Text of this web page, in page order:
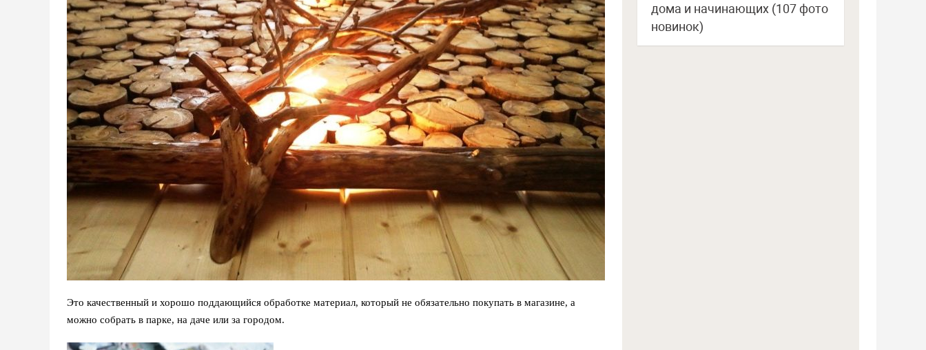
Это качественный и хорошо поддающийся обработке материал, который не обязательно покупать в магазине, а
можно собрать в парке, на даче или за городом.
дома и начинающих (107 фото
новинок)